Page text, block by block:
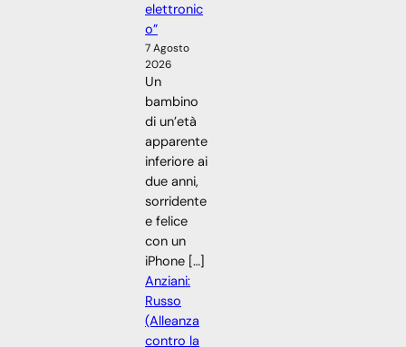
elettronic
o”
7 Agosto
2026
Un
bambino
di un’età
apparente
inferiore ai
due anni,
sorridente
e felice
con un
iPhone […]
Anziani:
Russo
(Alleanza
contro la